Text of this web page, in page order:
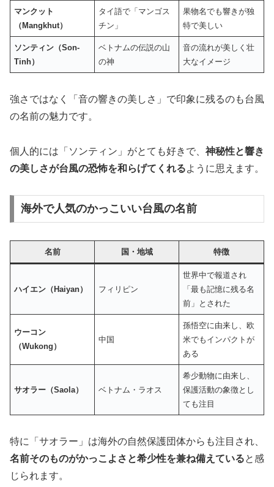
マンクット
（Mangkhut）
タイ語で「マンゴス
チン」
果物名でも響きが独
特で美しい
ソンティン（Son-
Tinh）
ベトナムの伝説の山
の神
音の流れが美しく壮
大なイメージ
強さではなく「音の響きの美しさ」で印象に残るのも台風
の名前の魅力です。
個人的には「ソンティン」がとても好きで、 神秘性と響き
の美しさが台風の恐怖を和らげてくれるように思えます。
海外で人気のかっこいい台風の名前
名前 国・地域 特徴
ハイエン（Haiyan） フィリピン
世界中で報道され
「最も記憶に残る名
前」とされた
ウーコン
（Wukong）
中国
孫悟空に由来し、欧
米でもインパクトが
ある
サオラー（Saola） ベトナム・ラオス
希少動物に由来し、
保護活動の象徴とし
ても注目
特に「サオラー」は海外の自然保護団体からも注目され、
名前そのものがかっこよさと希少性を兼ね備えていると感
じられます。